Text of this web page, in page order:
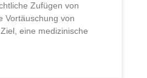
Zufügen von
Vortäuschung von
eine medizinische